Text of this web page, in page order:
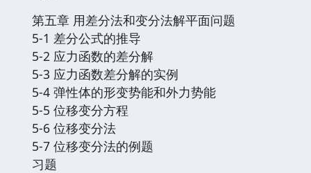
第五章 用差分法和变分法解平面问题
5-1 差分公式的推导
5-2 应力函数的差分解
5-3 应力函数差分解的实例
5-4 弹性体的形变势能和外力势能
5-5 位移变分方程
5-6 位移变分法
5-7 位移变分法的例题
习题